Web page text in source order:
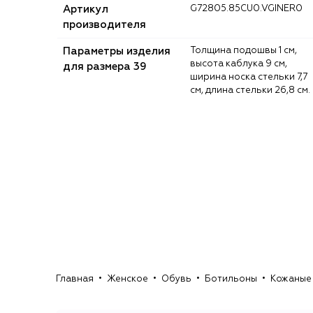
Артикул
производителя
G72805.85CU0.VGINER0
Параметры изделия
для размера 39
высота каблука 9 см,
ширина носка стельки 7,7
см, длина стельки 26,8 см.
Главная Женское Обувь Ботильоны